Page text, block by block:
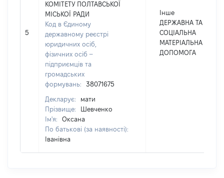
5
КОМІТЕТУ ПОЛТАВСЬКОЇ
МІСЬКОЇ РАДИ
Код в Єдиному
державному реєстрі
юридичних осіб,
фізичних осіб –
підприємців та
громадських
формувань:
38071675
Декларує:
мати
Прізвище:
Шевченко
Ім'я:
Оксана
По батькові (за наявності):
Іванівна
Інше
ДЕРЖАВНА ТА
СОЦІАЛЬНА
МАТЕРІАЛЬНА
ДОПОМОГА